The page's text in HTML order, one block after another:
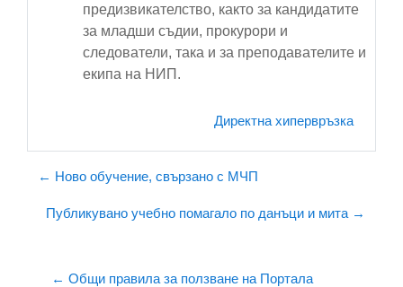
предизвикателство, както за кандидатите
за младши съдии, прокурори и
следователи, така и за преподавателите и
екипа на НИП.
Директна хипервръзка
← Ново обучение, свързано с МЧП
Публикувано учебно помагало по данъци и мита →
← Общи правила за ползване на Портала